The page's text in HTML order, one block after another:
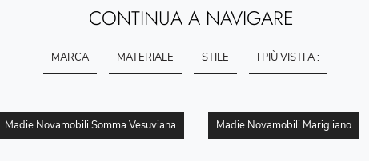
CONTINUA A NAVIGARE
MARCA MATERIALE STILE I PIÙ VISTI A :
Madie Novamobili Somma Vesuviana Madie Novamobili Marigliano